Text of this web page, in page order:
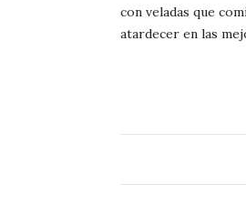
con veladas que
atardecer en las